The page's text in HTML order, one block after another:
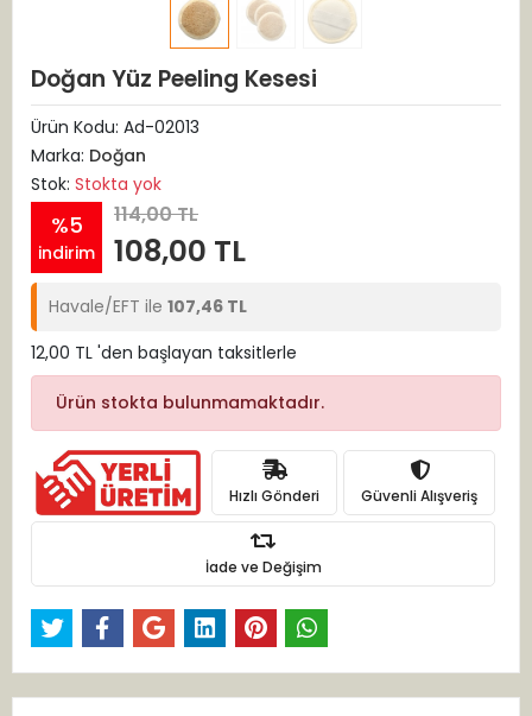
Doğan Yüz Peeling Kesesi
Ürün Kodu: Ad-02013
Marka: Doğan
Stok: Stokta yok
%5
indirim
114,00 TL
108,00 TL
Havale/EFT ile 107,46 TL
12,00 TL 'den başlayan taksitlerle
Ürün stokta bulunmamaktadır.
Hızlı Gönderi Güvenli Alışveriş
İade ve Değişim